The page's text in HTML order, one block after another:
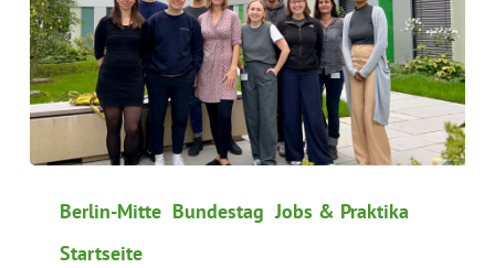
Team
Berlin-Mitte Bundestag Jobs & Praktika
Startseite